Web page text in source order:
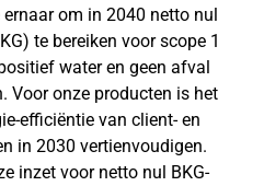
om in 2040 netto nul
te bereiken voor scope 1
water en geen afval
Voor onze producten is het
efficiëntie van client- en
in 2030 vertienvoudigen.
inzet voor netto nul BKG-